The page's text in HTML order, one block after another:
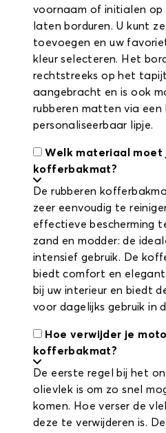
voornaam of initialen
laten borduren. U kunt
toevoegen en uw
kleur selecteren. Het
rechtstreeks op het
aangebracht en is ook
rubberen matten via een
personaliseerbaar lipje.
Welk materiaal moet
kofferbakmat?
De rubberen
zeer eenvoudig te
effectieve bescherming
zand en modder: de
intensief gebruik. De
biedt comfort en
bij uw interieur en biedt
voor dagelijks gebruik in
Hoe verwijder je
kofferbakmat?
De eerste regel bij het
olievlek is om zo snel
komen. Hoe verser de
deze te verwijderen is.